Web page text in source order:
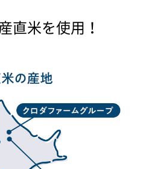
直米を使用！